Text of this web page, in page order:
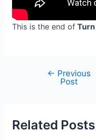
This is the end ofTurn
navigation
← Previous
Post
Related Posts